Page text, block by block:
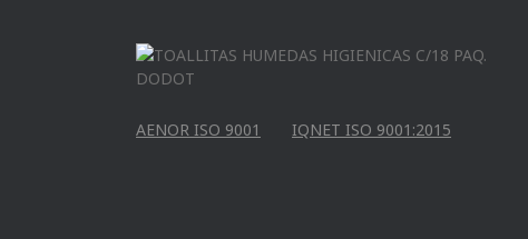
AENOR ISO 9001 IQNET ISO 9001:2015